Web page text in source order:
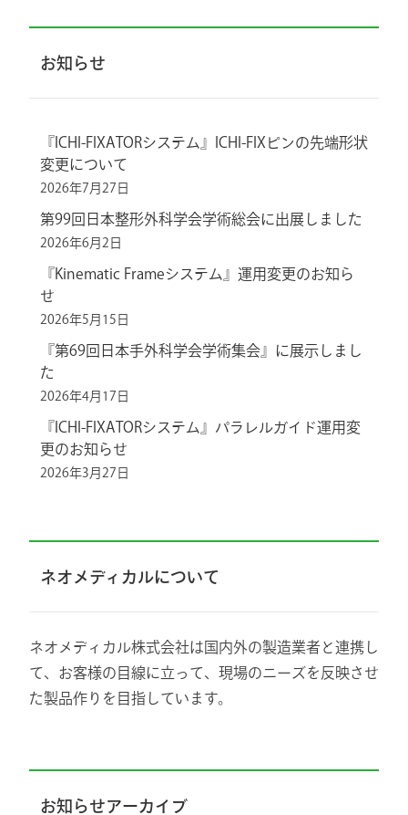
お知らせ
『ICHI-FIXATORシステム』ICHI-FIXピンの先端形状
変更について
2026年7月27日
第99回日本整形外科学会学術総会に出展しました
2026年6月2日
『Kinematic Frameシステム』運用変更のお知ら
せ
2026年5月15日
『第69回日本手外科学会学術集会』に展示しまし
た
2026年4月17日
『ICHI-FIXATORシステム』パラレルガイド運用変
更のお知らせ
2026年3月27日
ネオメディカルについて
ネオメディカル株式会社は国内外の製造業者と連携し
て、お客様の目線に立って、現場のニーズを反映させ
た製品作りを目指しています。
お知らせアーカイブ